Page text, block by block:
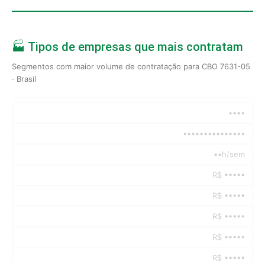
🏭 Tipos de empresas que mais contratam
Segmentos com maior volume de contratação para CBO 7631-05
· Brasil
••••
•••••••••••••••
••h/sem
R$ •••••
R$ •••••
R$ •••••
R$ •••••
R$ •••••